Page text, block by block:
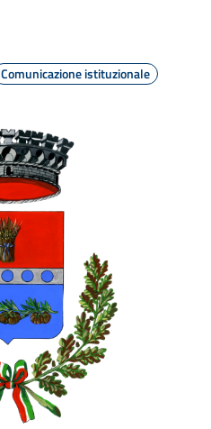
Comunicazione istituzionale